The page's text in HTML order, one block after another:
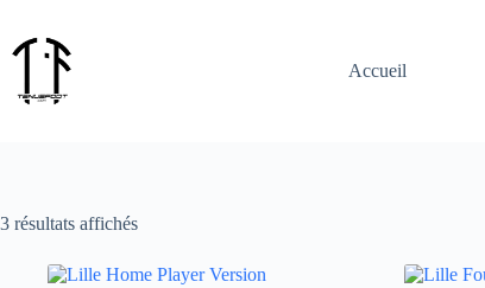
contenu
Accueil
3 résultats affichés